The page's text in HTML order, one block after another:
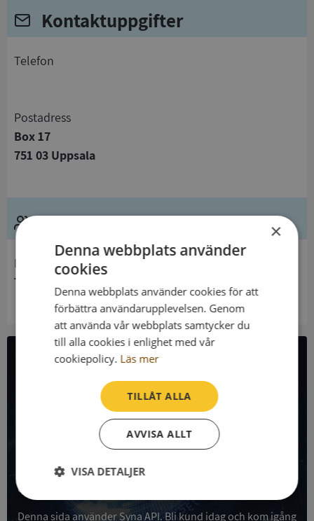
Kontaktuppgifter
telefon
Postadress
Box 17
751 03 Uppsala
Ledning
Innehavare
Trosrörelsen
All företagsdata i API
Få all denna företagsinformation i Syna API
Syna API är ett blixtsnabbt API där du kan hämta
registrerade företagsuppgifter, betalningsanmärkningar,
skatteuppgifter och mycket mer på alla Sveriges företag
och personer.
Denna sida använder Syna API. Bli kund idag och kom igång
×
Denna webbplats använder
cookies
Denna webbplats använder cookies för att
förbättra användarupplevelsen. Genom
att använda vår webbplats samtycker du
till alla cookies i enlighet med vår
cookiepolicy. Läs mer
TILLÅT ALLA
AVVISA ALLT
VISA DETALJER
Strikt
nödvändigt
Prestanda Inriktning